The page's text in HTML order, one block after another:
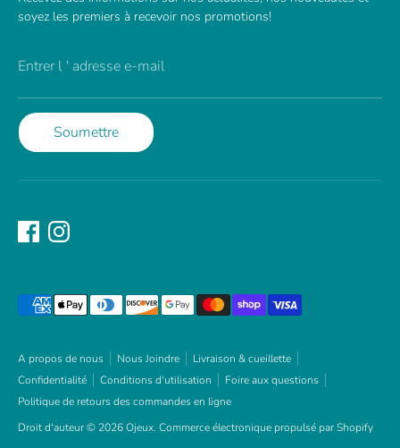
soyez les premiers à recevoir nos promotions!
Entrer l ' adresse e-mail
Soumettre
A propos de nous Nous Joindre
Livraison & cueillette
Confidentialité
Conditions d'utilisation
Foire aux questions
Politique de retours des commandes en ligne
Droit d'auteur © 2026Ojeux. Commerce électronique propulsé par Shopify
Méthodes
de
acceptées